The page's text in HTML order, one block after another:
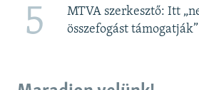
5
MTVA szerkesztő: Itt
összefogást támogatják”